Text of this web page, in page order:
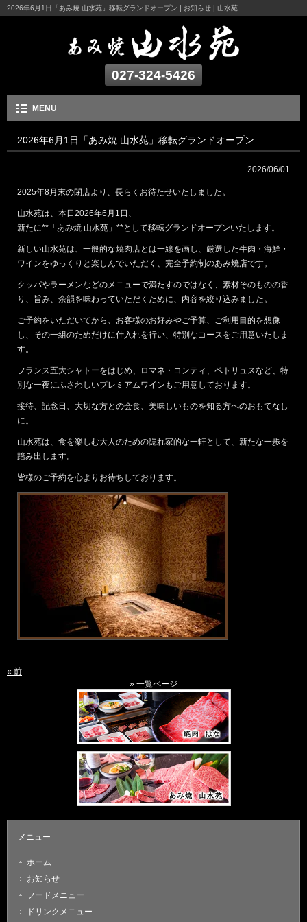
2026年6月1日「あみ焼 山水苑」移転グランドオープン | お知らせ | 山水苑
027-324-5426
MENU
2026年6月1日「あみ焼 山水苑」移転グランドオープン
2026/06/01
2025年8月末の閉店より、長らくお待たせいたしました。
山水苑は、本日2026年6月1日、
新たに**「あみ焼 山水苑」**として移転グランドオープンいたします。
新しい山水苑は、一般的な焼肉店とは一線を画し、厳選した牛肉・海鮮・
ワインをゆっくりと楽しんでいただく、完全予約制のあみ焼店です。
クッパやラーメンなどのメニューで満たすのではなく、素材そのものの香
り、旨み、余韻を味わっていただくために、内容を絞り込みました。
ご予約をいただいてから、お客様のお好みやご予算、ご利用目的を想像
し、その一組のためだけに仕入れを行い、特別なコースをご用意いたしま
す。
フランス五大シャトーをはじめ、ロマネ・コンティ、ペトリュスなど、特
別な一夜にふさわしいプレミアムワインもご用意しております。
接待、記念日、大切な方との会食、美味しいものを知る方へのおもてなし
に。
山水苑は、食を楽しむ大人のための隠れ家的な一軒として、新たな一歩を
踏み出します。
皆様のご予約を心よりお待ちしております。
« 前
» 一覧ページ
メニュー
ホーム
お知らせ
フードメニュー
ドリンクメニュー